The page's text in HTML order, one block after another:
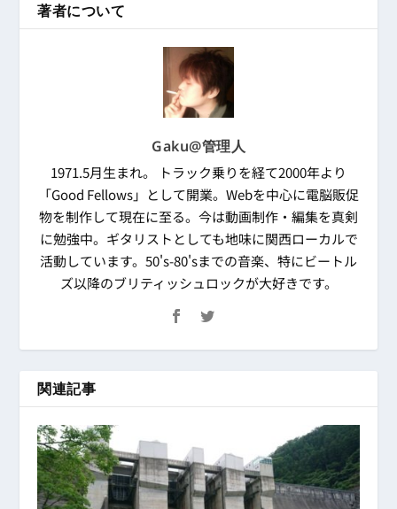
著者について
Gaku@管理人
1971.5月生まれ。 トラック乗りを経て2000年より
「Good Fellows」として開業。Webを中心に電脳販促
物を制作して現在に至る。今は動画制作・編集を真剣
に勉強中。ギタリストとしても地味に関西ローカルで
活動しています。50's-80'sまでの音楽、特にビートル
ズ以降のブリティッシュロックが大好きです。
関連記事